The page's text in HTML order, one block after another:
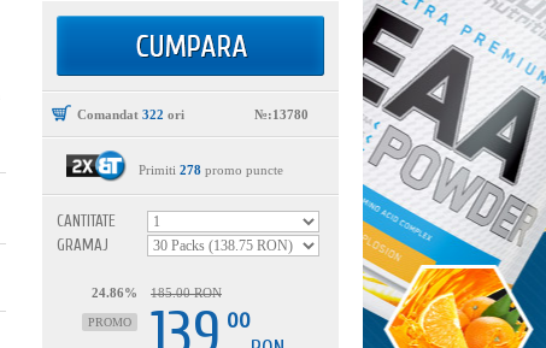
Comandat 322 ori №:13780
Primiti 278 promo puncte
CANTITATE
GRAMAJ
24.86%
PROMO
185.00 RON
00